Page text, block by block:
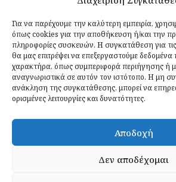
Για να παρέχουμε την καλύτερη εμπειρία,
όπως cookies για την αποθήκευση ή/και την
πληροφορίες συσκευών. Η συγκατάθεση για
θα μας επιτρέψει να επεξεργαστούμε
χαρακτήρα, όπως συμπεριφορά περιήγησης ή
αναγνωριστικά σε αυτόν τον ιστότοπο. Η μη
ανάκληση της συγκατάθεσης, μπορεί να
ορισμένες λειτουργίες και δυνατότητες.
Αποδοχή
Δεν αποδέχομαι
Αυτή Είναι η Συνταγή για Τέλεια
Ιδανικές Τροφές 26 Ιουλίου 2026
Εγγραφείτε
ΕΓΓΡΑΦΉ
Έχω διαβάσει και δέχομαι τηνπολιτική